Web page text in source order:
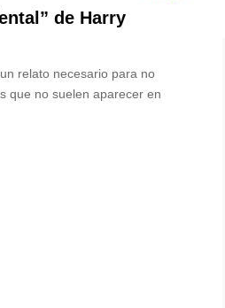
de Harry
relato necesario para no
que no suelen aparecer en